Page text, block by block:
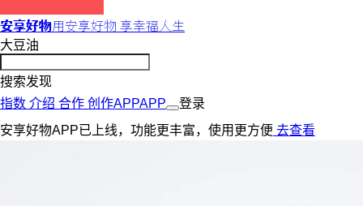
安享好物用安享好物 享幸福人生
大豆油
搜索发现
指数 介绍 合作 创作APPAPP
登录
安享好物APP已上线，功能更丰富，使用更方便 去查看